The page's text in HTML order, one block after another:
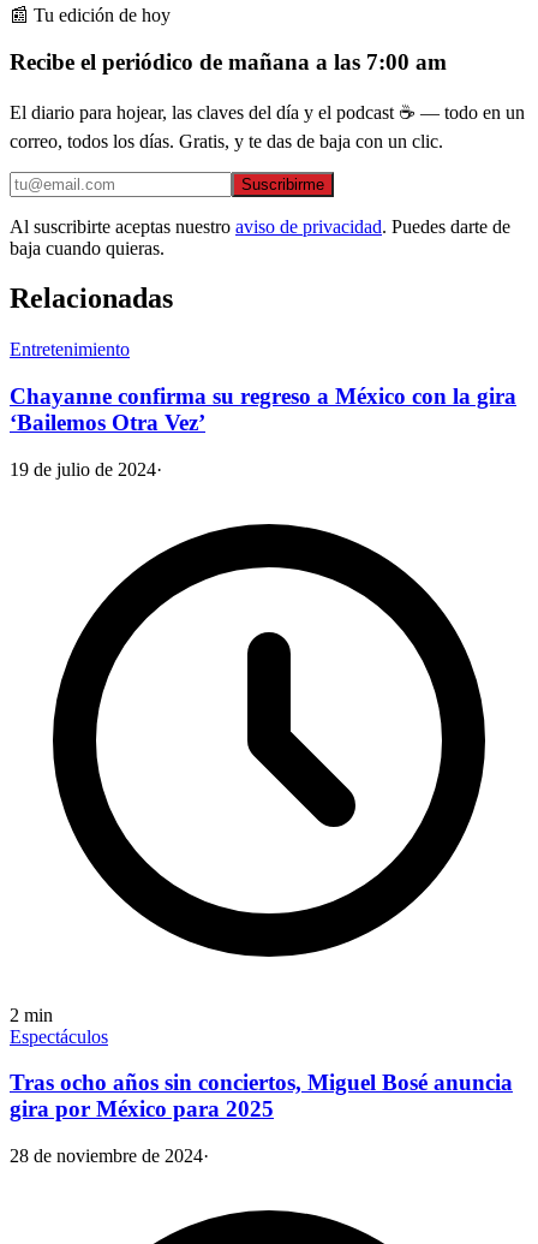
📰 Tu edición de hoy
Recibe el periódico de mañana a las 7:00 am
El diario para hojear, las claves del día y el podcast ☕ — todo en un
correo, todos los días. Gratis, y te das de baja con un clic.
Suscribirme
Al suscribirte aceptas nuestro aviso de privacidad. Puedes darte de
baja cuando quieras.
Relacionadas
Entretenimiento
Chayanne confirma su regreso a México con la gira
‘Bailemos Otra Vez’
19 de julio de 2024·
2 min
Espectáculos
Tras ocho años sin conciertos, Miguel Bosé anuncia
gira por México para 2025
28 de noviembre de 2024·